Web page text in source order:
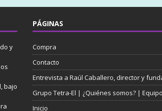
y
bajo
PÁGINAS
Compra
Contacto
Entrevista a Raúl Caballero, director y
Grupo Tetra-El | ¿Quiénes somos? | Equipo
Inicio